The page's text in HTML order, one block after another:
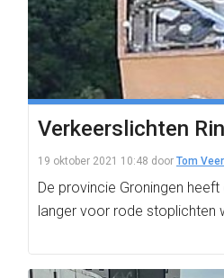
Verkeerslichten
19 oktober 2021 10:48 door Tom
De provincie Groningen
langer voor rode stoplichten